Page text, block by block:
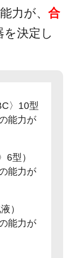
力が、 合
決定し
〉10型
能力が
6型）
能力が
）
能力が